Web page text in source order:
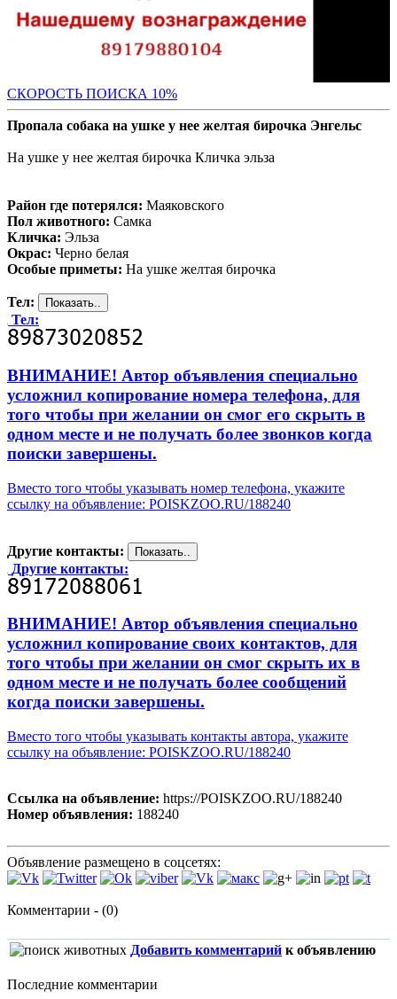
СКОРОСТЬ ПОИСКА 10%
Пропала собака на ушке у нее желтая бирочка Энгельс
На ушке у нее желтая бирочка Кличка эльза
Район где потерялся: Маяковского
Пол животного: Самка
Кличка: Эльза
Окрас: Черно белая
Особые приметы: На ушке желтая бирочка
Тел:
Тел:
ВНИМАНИЕ! Автор объявления специально
усложнил копирование номера телефона, для
того чтобы при желании он смог его скрыть в
одном месте и не получать более звонков когда
поиски завершены.
Вместо того чтобы указывать номер телефона, укажите
ссылку на объявление: POISKZOO.RU/188240
Другие контакты:
Другие контакты:
ВНИМАНИЕ! Автор объявления специально
усложнил копирование своих контактов, для
того чтобы при желании он смог скрыть их в
одном месте и не получать более сообщений
когда поиски завершены.
Вместо того чтобы указывать контакты автора, укажите
ссылку на объявление: POISKZOO.RU/188240
Ссылка на объявление: https://POISKZOO.RU/188240
Номер объявления: 188240
Объявление размещено в соцсетях:
Комментарии - (0)
Добавить комментарий к объявлению
Последние комментарии